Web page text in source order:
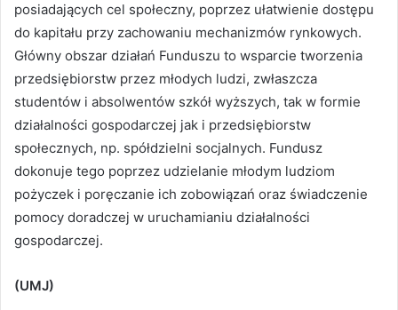
posiadających cel społeczny, poprzez ułatwienie dostępu
do kapitału przy zachowaniu mechanizmów rynkowych.
Główny obszar działań Funduszu to wsparcie tworzenia
przedsiębiorstw przez młodych ludzi, zwłaszcza
studentów i absolwentów szkół wyższych, tak w formie
działalności gospodarczej jak i przedsiębiorstw
społecznych, np. spółdzielni socjalnych. Fundusz
dokonuje tego poprzez udzielanie młodym ludziom
pożyczek i poręczanie ich zobowiązań oraz świadczenie
pomocy doradczej w uruchamianiu działalności
gospodarczej.
(UMJ)